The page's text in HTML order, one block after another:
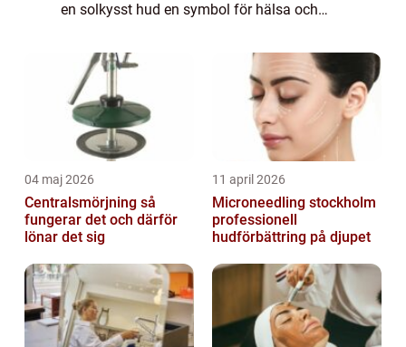
en solkysst hud en symbol för hälsa och
solen inte längre skiner lika starkt, ka...
04 maj 2026
Centralsmörjning så
fungerar det och därför
lönar det sig
11 april 2026
Microneedling stockholm
professionell
hudförbättring på djupet